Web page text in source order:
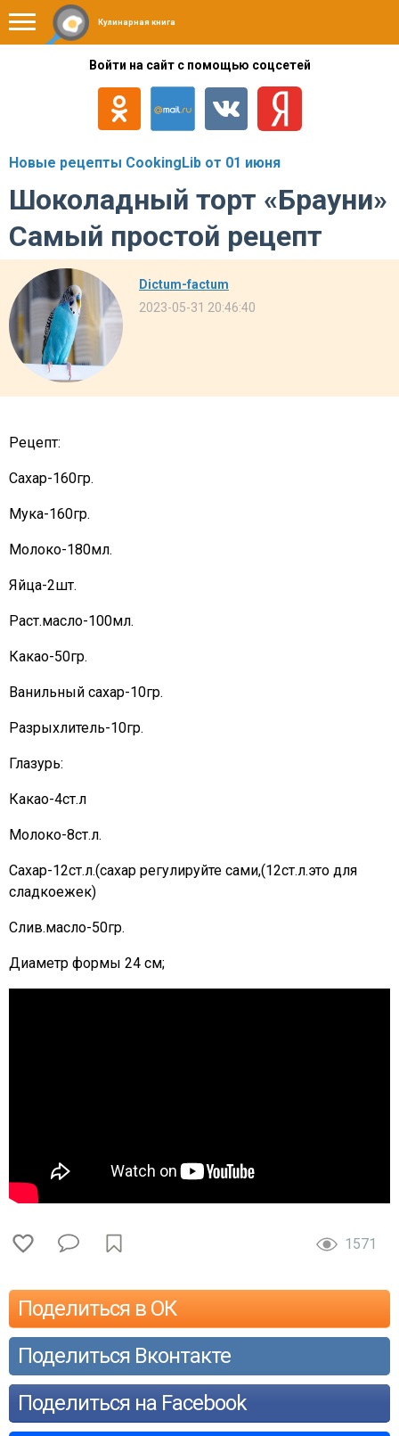
Кулинарная книга
Войти на сайт с помощью соцсетей
Новые рецепты CookingLib от 01 июня
Шоколадный торт «Брауни»
Самый простой рецепт
Dictum-factum
2023-05-31 20:46:40
Рецепт:
Сахар-160гр.
Мука-160гр.
Молоко-180мл.
Яйца-2шт.
Раст.масло-100мл.
Какао-50гр.
Ванильный сахар-10гр.
Разрыхлитель-10гр.
Глазурь:
Какао-4ст.л
Молоко-8ст.л.
Сахар-12ст.л.(сахар регулируйте сами,(12ст.л.это для
сладкоежек)
Слив.масло-50гр.
Диаметр формы 24 см;
1571
Поделиться в ОК
Поделиться Вконтакте
Поделиться на Facebook